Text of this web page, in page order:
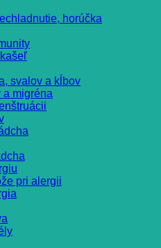
horúčka
svalov a kĺbov
a migréna
pri alergii